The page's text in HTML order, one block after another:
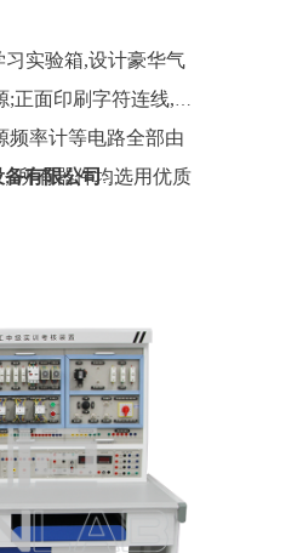
实验箱,设计豪华气
正面印刷字符连线,反
频率计等电路全部由
所有器件均选用优质
有限公司